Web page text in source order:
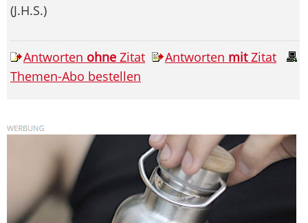
(J.H.S.)
Antworten ohne Zitat Antworten mitZitat
Themen-Abo bestellen